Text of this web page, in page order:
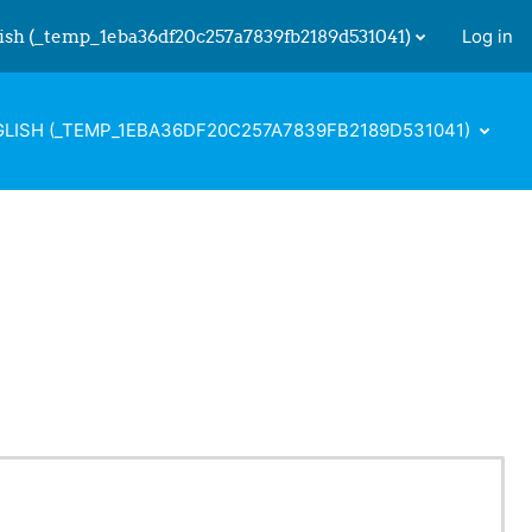
input
‎(_temp_1eba36df20c257a7839fb2189d531041)‎ Log in
‎(_TEMP_1EBA36DF20C257A7839FB2189D531041)‎